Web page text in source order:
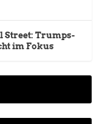
Street: Trumps-
im Fokus